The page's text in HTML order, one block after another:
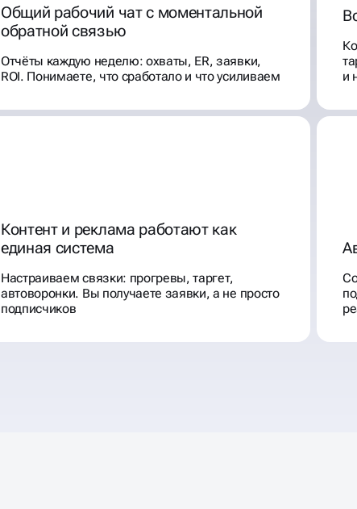
Общий рабочий чат с моментальной
обратной связью
Отчёты каждую неделю: охваты, ER, заявки,
ROI. Понимаете, что сработало и что усиливаем
и
Контент и реклама работают как
единая система
Настраиваем связки: прогревы, таргет,
автоворонки. Вы получаете заявки, а не просто
подписчиков